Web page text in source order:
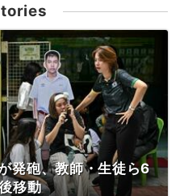
発砲、教師・生徒ら6
移動